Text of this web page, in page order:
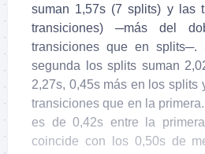
suman 1,57s (7 splits) y las
transiciones) ─más del
transiciones que en splits─.
segunda los splits suman
2,27s, 0,45s más en los splits
transiciones que en la
es de 0,42s entre la
coincide con los 0,50s de